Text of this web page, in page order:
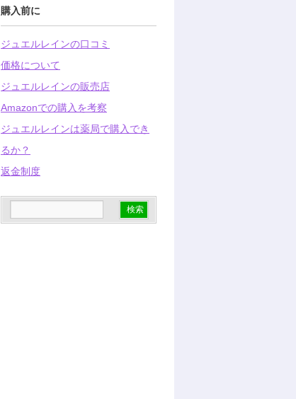
購入前に
ジュエルレインの口コミ
価格について
ジュエルレインの販売店
Amazonでの購入を考察
ジュエルレインは薬局で購入でき
るか？
返金制度